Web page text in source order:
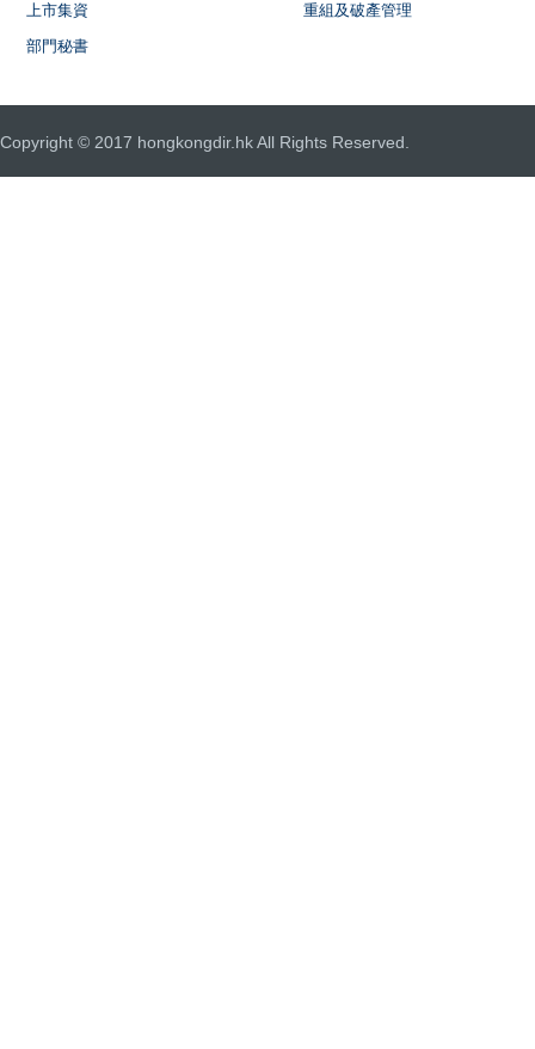
上市集資
重組及破產管理
部門秘書
Copyright © 2017 hongkongdir.hk All Rights Reserved.